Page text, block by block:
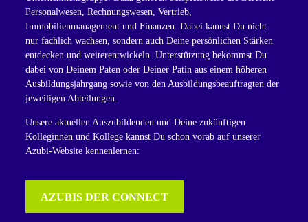
Personalwesen, Rechnungswesen, Vertrieb,
Immobilienmanagement und Finanzen. Dabei kannst Du nicht
nur fachlich wachsen, sondern auch Deine persönlichen Stärken
entdecken und weiterentwickeln. Unterstützung bekommst Du
dabei von Deinem Paten oder Deiner Patin aus einem höheren
Ausbildungsjahrgang sowie von den Ausbildungsbeauftragten der
jeweiligen Abteilungen.
Unsere aktuellen Auszubildenden und Deine zukünftigen
Kolleginnen und Kollege kannst Du schon vorab auf unserer
Azubi-Website kennenlernen:
AZUBIS DER CONNECT